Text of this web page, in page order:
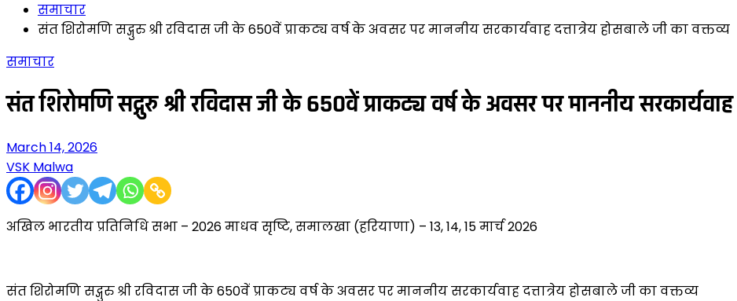
समाचार
संत शिरोमणि सद्गुरु श्री रविदास जी के 650वें प्राकट्य वर्ष के अवसर पर माननीय सरकार्यवाह दत्तात्रेय होसबाले जी का वक्तव्य
समाचार
संत शिरोमणि सद्गुरु श्री रविदास जी के 650वें प्राकट्य वर्ष के अवसर पर माननीय
March 14, 2026
VSK Malwa
अखिल भारतीय प्रतिनिधि सभा – 2026 माधव सृष्टि, समालखा (हरियाणा) – 13, 14, 15 मार्च 2026
संत शिरोमणि सद्गुरु श्री रविदास जी के 650वें प्राकट्य वर्ष के अवसर पर माननीय सरकार्यवाह दत्तात्रेय होसबाले जी का वक्तव्य